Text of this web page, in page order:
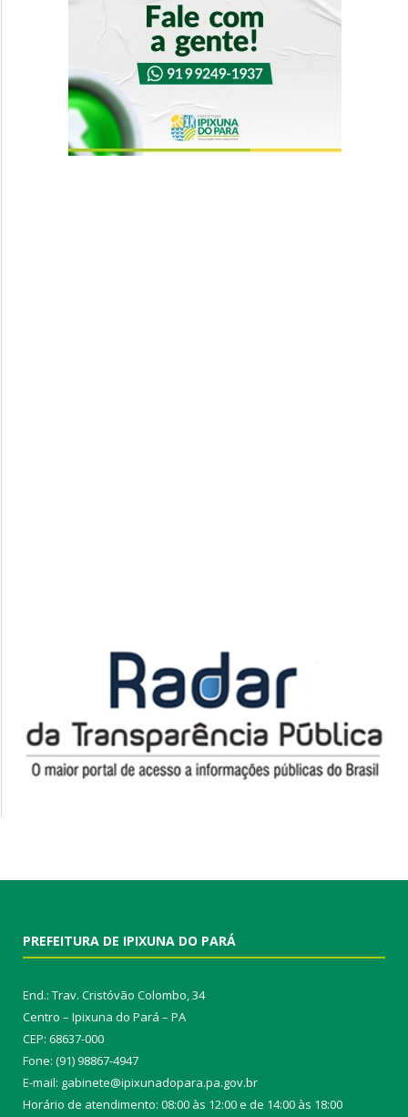
PREFEITURA DE IPIXUNA DO PARÁ
End.: Trav. Cristóvão Colombo, 34
Centro – Ipixuna do Pará – PA
CEP: 68637-000
Fone: (91) 98867-4947
E-mail: gabinete@ipixunadopara.pa.gov.br
Horário de atendimento: 08:00 às 12:00 e de 14:00 às 18:00